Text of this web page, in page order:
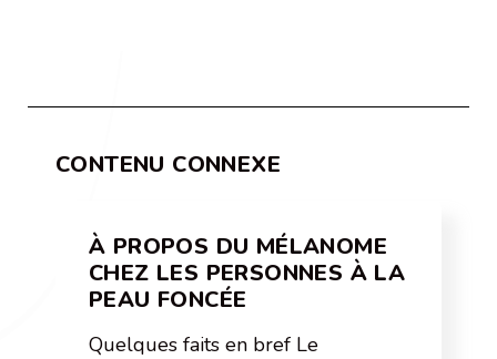
CONTENU CONNEXE
À PROPOS DU MÉLANOME
CHEZ LES PERSONNES À LA
PEAU FONCÉE
Quelques faits en bref Le